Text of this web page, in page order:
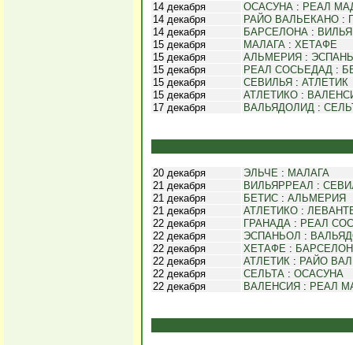
14 декабря ОСАСУНА : РЕАЛ
14 декабря
РАЙО ВАЛЬЕКАНО :
14 декабря
БАРСЕЛОНА :
15 декабря
МАЛАГА : ХЕТАФЕ
15 декабря
АЛЬМЕРИЯ :
15 декабря
РЕАЛ СОСЬЕДАД :
15 декабря
СЕВИЛЬЯ : АТЛЕТИК
15 декабря
АТЛЕТИКО :
17 декабря
ВАЛЬЯДОЛИД :
20 декабря ЭЛЬЧЕ : МАЛАГА
21 декабря
ВИЛЬЯРРЕАЛ :
21 декабря
БЕТИС : АЛЬМЕРИЯ
21 декабря
АТЛЕТИКО :
22 декабря
ГРАНАДА : РЕАЛ
22 декабря
ЭСПАНЬОЛ :
22 декабря
ХЕТАФЕ :
22 декабря
АТЛЕТИК : РАЙО
22 декабря
СЕЛЬТА : ОСАСУНА
22 декабря
ВАЛЕНСИЯ : РЕАЛ